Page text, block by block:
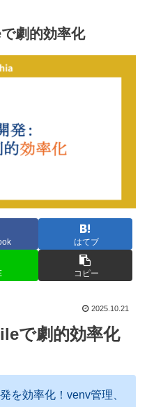
劇的効率化
はてブ
コピー
2025.10.21
で劇的効率化
を効率化！venv管理、